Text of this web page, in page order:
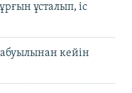
ұсталып, іс
кейін